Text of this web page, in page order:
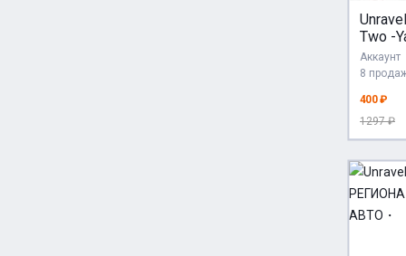
Two -
| Xbox
Series
Аккаунт
8
400 ₽
1297 ₽